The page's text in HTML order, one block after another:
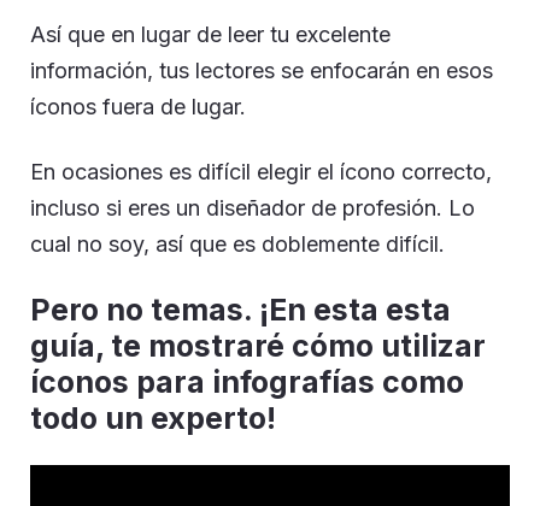
Así que en lugar de leer tu excelente
información, tus lectores se enfocarán en esos
íconos fuera de lugar.
En ocasiones es difícil elegir el ícono correcto,
incluso si eres un diseñador de profesión. Lo
cual no soy, así que es doblemente difícil.
Pero no temas. ¡En esta esta
guía, te mostraré cómo utilizar
íconos para infografías como
todo un experto!